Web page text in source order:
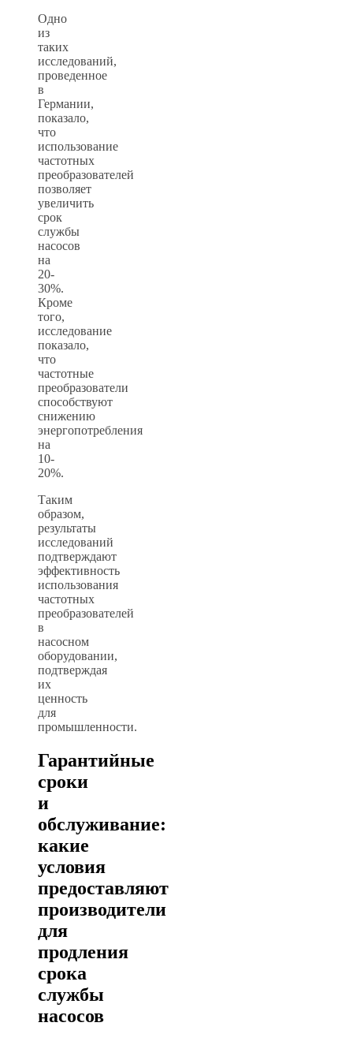
Одно
из
таких
исследований,
проведенное
в
Германии,
показало,
что
использование
частотных
преобразователей
позволяет
увеличить
срок
службы
насосов
на
20-
30%.
Кроме
того,
исследование
показало,
что
частотные
преобразователи
способствуют
снижению
энергопотребления
на
10-
20%.
Таким
образом,
результаты
исследований
подтверждают
эффективность
использования
частотных
преобразователей
в
насосном
оборудовании,
подтверждая
их
ценность
для
промышленности.
Гарантийные
сроки
и
обслуживание:
какие
условия
предоставляют
производители
для
продления
срока
службы
насосов